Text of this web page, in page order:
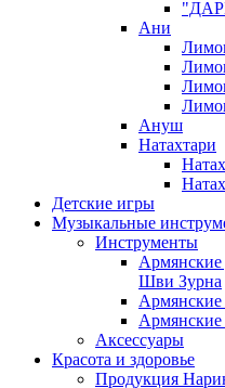
Ани
Ануш
Натахтари
Детские игры
Музыкальные
Инструменты
Шви Зурна
Аксессуары
Красота и здоровье
Продукция